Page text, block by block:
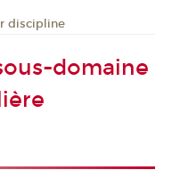
discipline
domaine